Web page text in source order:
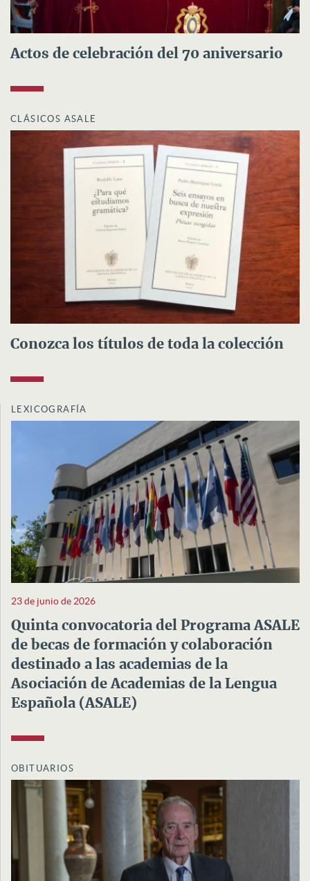
Actos de celebración del 70 aniversario
CLÁSICOS ASALE
Conozca los títulos de toda la colección
LEXICOGRAFÍA
23 de junio de 2026
Quinta convocatoria del Programa ASALE
de becas de formación y colaboración
destinado a las academias de la
Asociación de Academias de la Lengua
Española (ASALE)
OBITUARIOS